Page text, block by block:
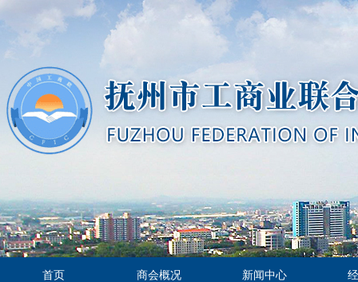
首页 商会概况 新闻中心